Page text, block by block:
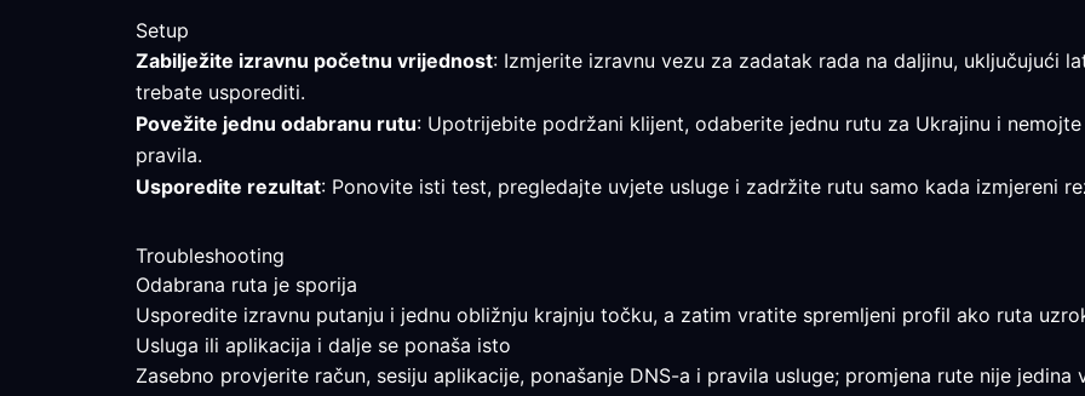
Setup
Zabilježite izravnu početnu vrijednost: Izmjerite izravnu vezu za zadatak rada na daljinu, uključujući
trebate usporediti.
Povežite jednu odabranu rutu: Upotrijebite podržani klijent, odaberite jednu rutu za Ukrajinu i
pravila.
Usporedite rezultat: Ponovite isti test, pregledajte uvjete usluge i zadržite rutu samo kada izmjereni
Troubleshooting
Odabrana ruta je sporija
Usporedite izravnu putanju i jednu obližnju krajnju točku, a zatim vratite spremljeni profil ako ruta
Usluga ili aplikacija i dalje se ponaša isto
Zasebno provjerite račun, sesiju aplikacije, ponašanje DNS-a i pravila usluge; promjena rute nije jedina